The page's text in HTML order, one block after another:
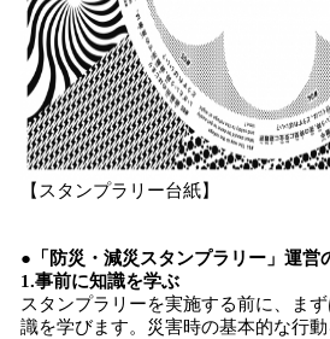
【スタンプラリー台紙】
●「防災・減災スタンプラリー」運営
1.事前に知識を学ぶ
スタンプラリーを実施する前に、ま
識を学びます。災害時の基本的な行